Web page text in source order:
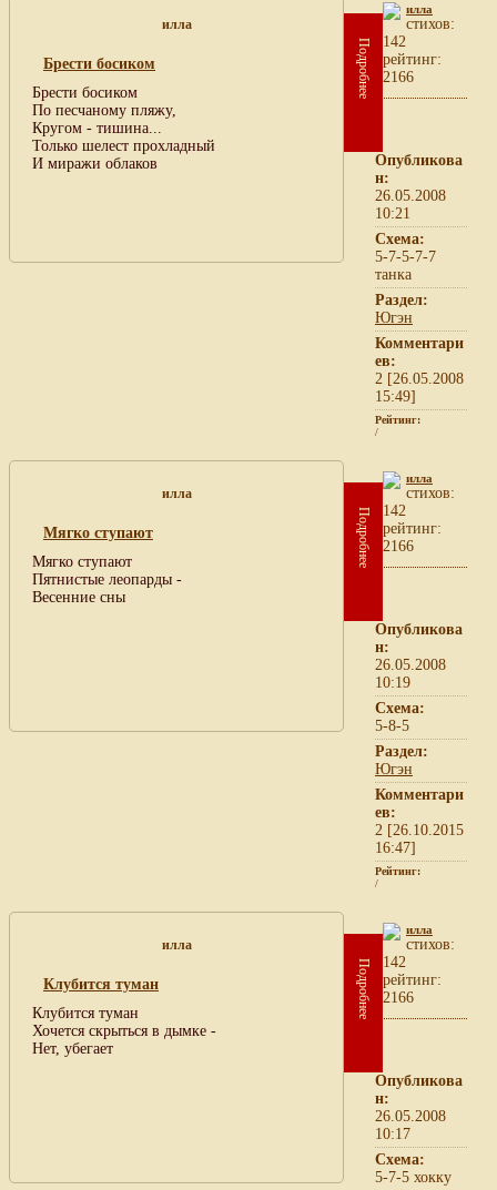
илла
Брести босиком
Брести босиком
По песчаному пляжу,
Кругом - тишина...
Только шелест прохладный
И миражи облаков
Подробнее
илла
cтихов:
142
рейтинг:
2166
Опубликова
н:
26.05.2008
10:21
Схема:
5-7-5-7-7
танка
Раздел:
Югэн
Комментари
ев:
2 [26.05.2008
15:49]
Рейтинг:
/
илла
Мягко ступают
Мягко ступают
Пятнистые леопарды -
Весенние сны
Подробнее
илла
cтихов:
142
рейтинг:
2166
Опубликова
н:
26.05.2008
10:19
Схема:
5-8-5
Раздел:
Югэн
Комментари
ев:
2 [26.10.2015
16:47]
Рейтинг:
/
илла
Клубится туман
Клубится туман
Хочется скрыться в дымке -
Нет, убегает
Подробнее
илла
cтихов:
142
рейтинг:
2166
Опубликова
н:
26.05.2008
10:17
Схема:
5-7-5 хокку